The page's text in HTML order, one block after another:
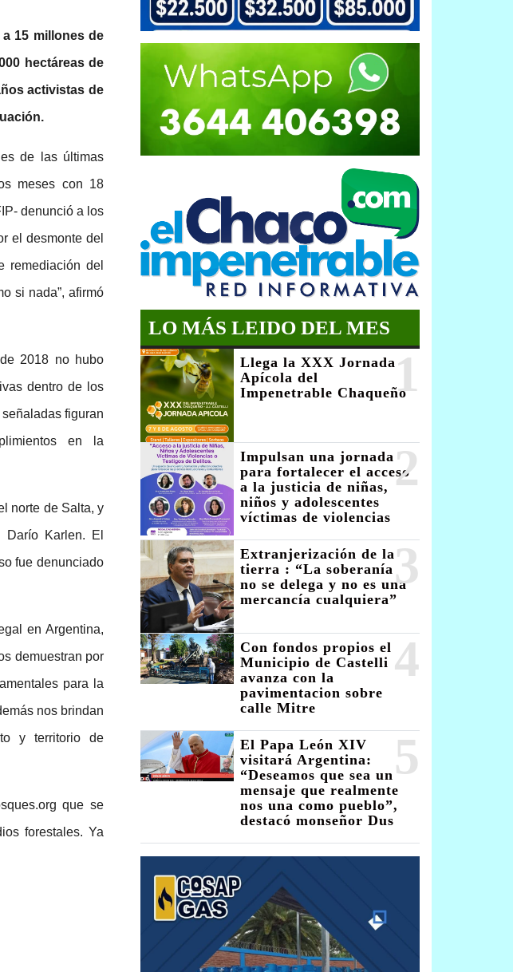
15 millones de
hectáreas de
activistas de
de las últimas
meses con 18
denunció a los
el desmonte del
remediación del
si nada”, afirmó
2018 no hubo
dentro de los
figuran
en la
norte de Salta, y
Karlen. El
fue denunciado
en Argentina,
demuestran por
para la
nos brindan
y territorio de
que se
forestales. Ya
LO MÁS LEIDO DEL MES
1
Llega la XXX Jornada
Apícola del
Impenetrable Chaqueño
2
Impulsan una jornada
para fortalecer el acceso
a la justicia de niñas,
niños y adolescentes
víctimas de violencias
3
Extranjerización de la
tierra : “La soberanía
no se delega y no es una
mercancía cualquiera”
4
Con fondos propios el
Municipio de Castelli
avanza con la
pavimentacion sobre
calle Mitre
5
El Papa León XIV
visitará Argentina:
“Deseamos que sea un
mensaje que realmente
nos una como pueblo”,
destacó monseñor Dus